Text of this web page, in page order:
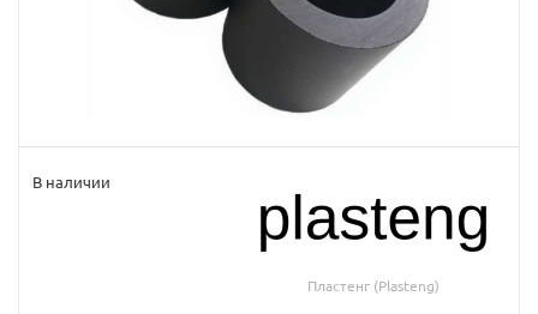
В наличии
Пластенг (Plasteng)